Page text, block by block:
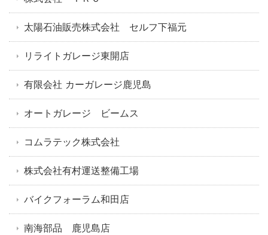
太陽石油販売株式会社 セルフ下福元
リライトガレージ東開店
有限会社 カーガレージ鹿児島
オートガレージ ビームス
コムラテック株式会社
株式会社有村運送整備工場
バイクフォーラム和田店
南海部品 鹿児島店